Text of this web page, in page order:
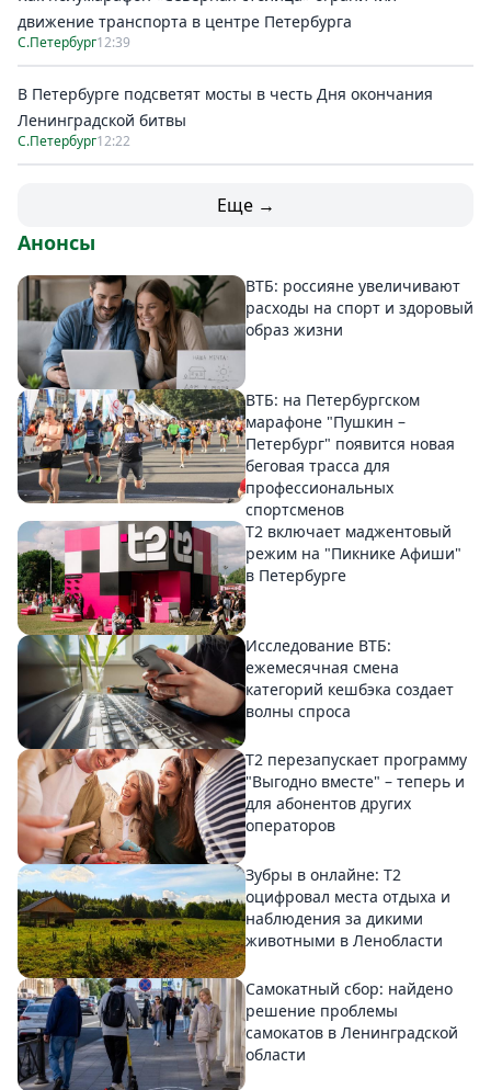
движение транспорта в центре Петербурга
С.Петербург12:39
В Петербурге подсветят мосты в честь Дня окончания
Ленинградской битвы
С.Петербург12:22
Еще →
Анонсы
ВТБ: россияне увеличивают
расходы на спорт и здоровый
образ жизни
ВТБ: на Петербургском
марафоне "Пушкин –
Петербург" появится новая
беговая трасса для
профессиональных
спортсменов
Т2 включает маджентовый
режим на "Пикнике Афиши"
в Петербурге
Исследование ВТБ:
ежемесячная смена
категорий кешбэка создает
волны спроса
Т2 перезапускает программу
"Выгодно вместе" – теперь и
для абонентов других
операторов
Зубры в онлайне: Т2
оцифровал места отдыха и
наблюдения за дикими
животными в Ленобласти
Самокатный сбор: найдено
решение проблемы
самокатов в Ленинградской
области